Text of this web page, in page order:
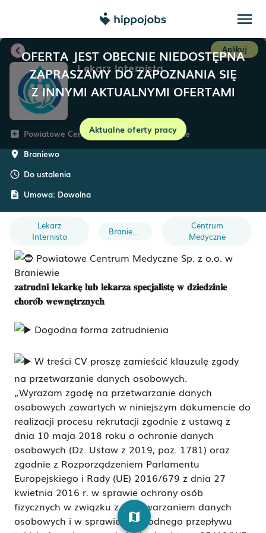
menu
OFERTA JEST OBECNIE NIEDOSTĘPNA
ZAPRASZAMY DO ZAPOZNANIA SIĘ
Z INNYMI AKTUALNYMI OFERTAMI
Aktualne oferty pracy
chevron_left Aplikuj
Lekarz Internista
add_box Powiatowe Centrum Medyczne w Braniewie
room Braniewo
schedule Do ustalenia
description Umowa: Dowolna
Lekarz
Internista
Centrum
Medyczne
Powiatowe Centrum Medyczne Sp. z o.o. w
Braniewie
𝐳𝐚𝐭𝐫𝐮𝐝𝐧𝐢 𝐥𝐞𝐤𝐚𝐫𝐤𝐞̨ 𝐥𝐮𝐛 𝐥𝐞𝐤𝐚𝐫𝐳𝐚 𝐬𝐩𝐞𝐜𝐣𝐚𝐥𝐢𝐬𝐭𝐞̨ 𝐰 𝐝𝐳𝐢𝐞𝐝𝐳𝐢𝐧𝐢𝐞
𝐜𝐡𝐨𝐫𝐨́𝐛 𝐰𝐞𝐰𝐧𝐞̨𝐭𝐫𝐳𝐧𝐲𝐜𝐡
Dogodna forma zatrudnienia
W treści CV proszę zamieścić klauzulę zgody
na przetwarzanie danych osobowych.
„Wyrażam zgodę na przetwarzanie danych
osobowych zawartych w niniejszym dokumencie do
realizacji procesu rekrutacji zgodnie z ustawą z
dnia 10 maja 2018 roku o ochronie danych
osobowych (Dz. Ustaw z 2019, poz. 1781) oraz
zgodnie z Rozporządzeniem Parlamentu
Europejskiego i Rady (UE) 2016/679 z dnia 27
kwietnia 2016 r. w sprawie ochrony osób
fizycznych w związku z przetwarzaniem danych
osobowych i w sprawie swobodnego przepływu
map